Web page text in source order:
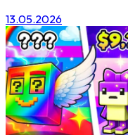
13.05.2026